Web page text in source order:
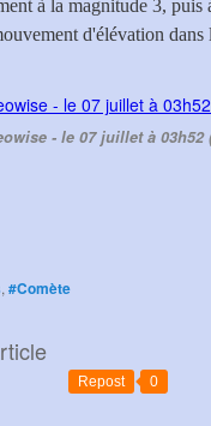
à la magnitude 3,
d'élévation
- le 07 juillet à
, #Comète
Repost 0